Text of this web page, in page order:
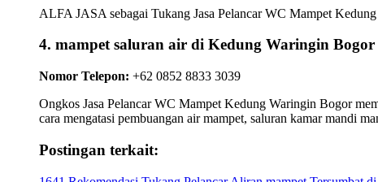
ALFA JASA sebagai Tukang Jasa Pelancar WC Mampet
4. mampet saluran air di Kedung Waringin
Nomor Telepon: +62 0852 8833 3039
Ongkos Jasa Pelancar WC Mampet Kedung Waringin Bogor
cara mengatasi pembuangan air mampet, saluran kamar mandi
Postingan terkait: